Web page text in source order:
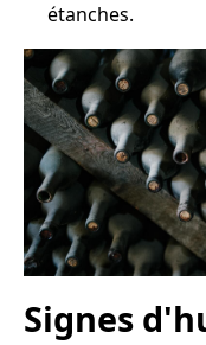
étanches.
Signes